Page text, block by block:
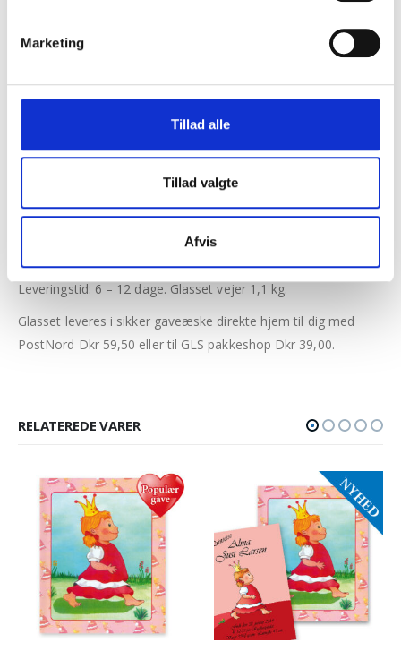
Marketing
Tillad alle
Tillad valgte
Afvis
anbefaler du finder et stående / lodret billede og to liggende /
kan dit glas side. Strømstik medfølger. Se effekten af dette
UV tryk af dit foto. Bag dit billede ligges en hvid baggrund.
Leveringstid: 6 – 12 dage. Glasset vejer 1,1 kg.
Glasset leveres i sikker gaveæske direkte hjem til dig med
PostNord Dkr 59,50 eller til GLS pakkeshop Dkr 39,00.
RELATEREDE VARER